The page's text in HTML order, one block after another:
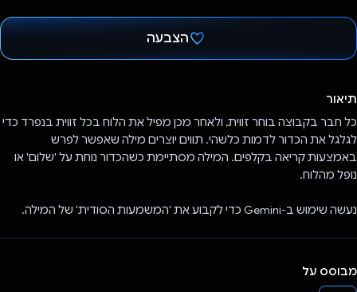
הצבעה
תיאור
כל חבר בקבוצה בוחר זווית, ולאחר מכן מפיל את הלוח בכל זווית בנפרד כדי
לגלגל את הכדור לדמות כלשהי. תווים יוצרים מילה שאפשר לפרש
באמצעות קריאה בקלפים. המילה מסתיימת כשהכדור נוחת על 'שלום' או
נופל מהלוח.
נעשה שימוש ב-Gemini כדי לקבוע את 'המשמעות הסודית' של המילה.
מבוסס על